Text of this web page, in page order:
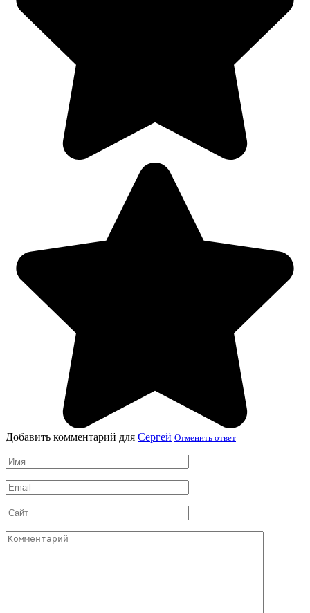
Добавить комментарий для Сергей Отменить ответ
Имя
*
Email
*
Сайт
Комментарий